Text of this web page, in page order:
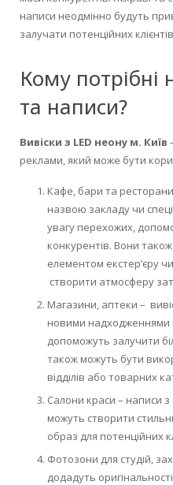
написи неодмінно будуть
залучати потенційних
Кому потрібні
та написи?
Вивіски з LED неону м. Київ
реклами, який може бути
Кафе, бари та ресторани
назвою закладу чи
увагу перехожих,
конкурентів. Вони
елементом екстер’єру
створити атмосферу
Магазини, аптеки –
новими надходженнями
допоможуть залучити
також можуть бути
відділів або товарних
Салони краси – написи
можуть створити
образ для потенційних
Фотозони для студій,
додадуть